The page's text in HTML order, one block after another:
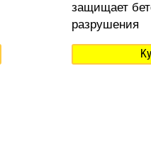
защищает
разрушения